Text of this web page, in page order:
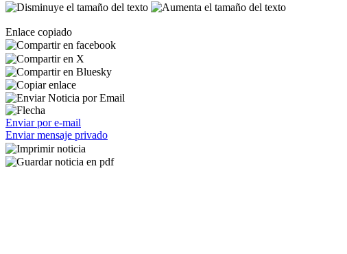
Enlace copiado
Enviar por e-mail
Enviar mensaje privado